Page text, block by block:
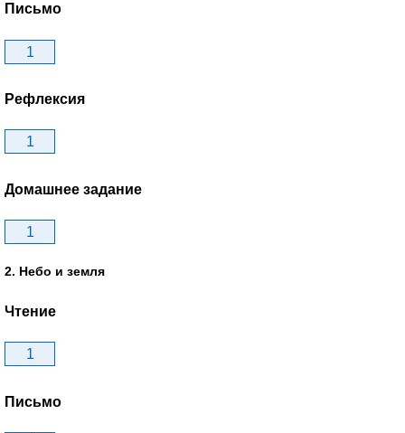
Письмо
1
Рефлексия
1
Домашнее задание
1
2. Небо и земля
Чтение
1
Письмо